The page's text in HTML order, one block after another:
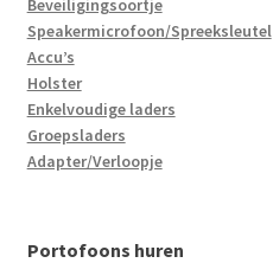
Beveiligingsoortje
Speakermicrofoon/Spreeksleutel
Accu’s
Holster
Enkelvoudige laders
Groepsladers
Adapter/Verloopje
Portofoons huren